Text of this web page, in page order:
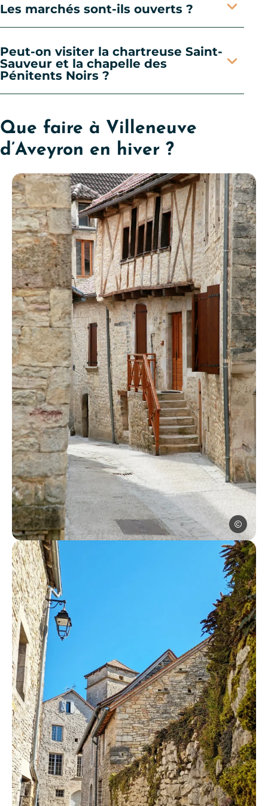
Les marchés sont-ils ouverts ?
Peut-on visiter la chartreuse Saint-
Sauveur et la chapelle des
Pénitents Noirs ?
Que faire à Villeneuve
d’Aveyron en hiver ?
Villeneuve d, © Jérôme Morel
Jérôme